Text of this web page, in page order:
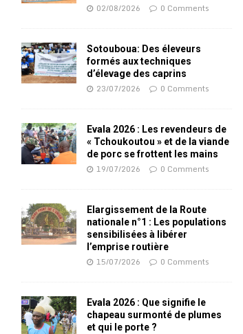
02/08/2026 0 Comments
Sotouboua: Des éleveurs
formés aux techniques
d’élevage des caprins
23/07/2026 0 Comments
Evala 2026 : Les revendeurs de
« Tchoukoutou » et de la viande
de porc se frottent les mains
19/07/2026 0 Comments
Elargissement de la Route
nationale n°1 : Les populations
sensibilisées à libérer
l’emprise routière
15/07/2026 0 Comments
Evala 2026 : Que signifie le
chapeau surmonté de plumes
et qui le porte ?